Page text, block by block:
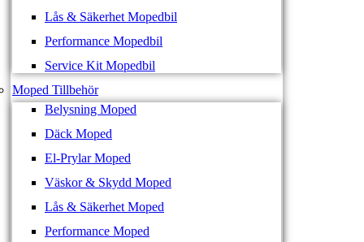
Lås & Säkerhet Mopedbil
Performance Mopedbil
Service Kit Mopedbil
Moped Tillbehör
Belysning Moped
Däck Moped
El-Prylar Moped
Väskor & Skydd Moped
Lås & Säkerhet Moped
Performance Moped